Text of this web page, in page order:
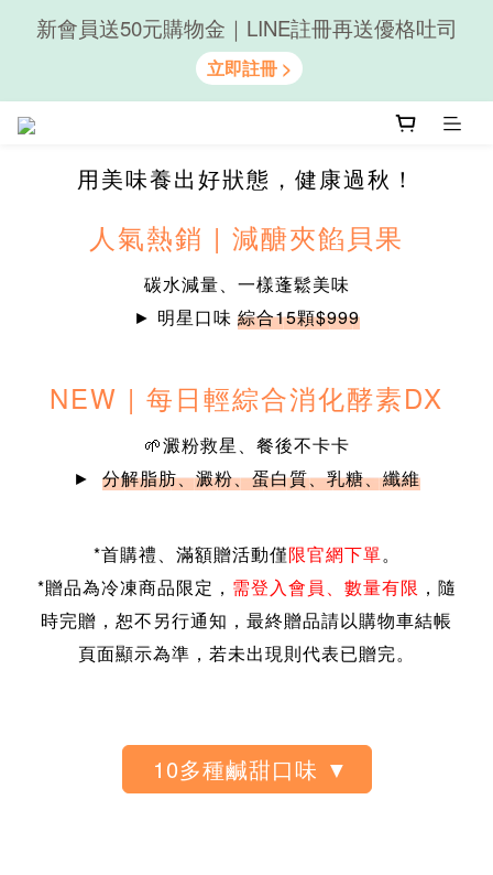
隨心享受｜貝果任選6組$899
新會員送50元購物金｜LINE註冊再送優格吐司
用美味養出好狀態，健康過秋！
人氣熱銷 | 減醣夾餡貝果
碳水減量、一樣蓬鬆美味
► 明星口味 綜合15顆$999
NEW | 每日輕綜合消化酵素DX
🌱澱粉救星、餐後不卡卡
► 分解脂肪、澱粉、蛋白質、乳糖、纖維
*首購禮、滿額贈活動僅限官網下單。
*贈品為冷凍商品限定， 需登入會員、 數量有限 ，隨
時完贈，恕不另行通知， 最終贈品請以購物車結帳
頁面顯示為準，若未出現則代表已贈完。